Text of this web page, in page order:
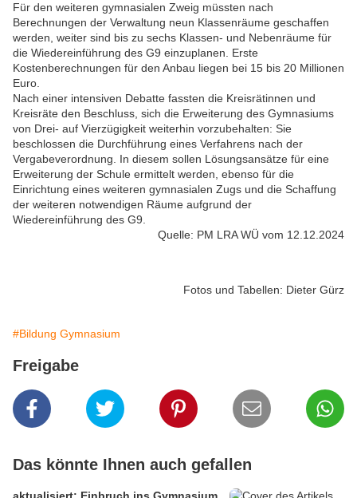
Für den weiteren gymnasialen Zweig müssten nach
Berechnungen der Verwaltung neun Klassenräume geschaffen
werden, weiter sind bis zu sechs Klassen- und Nebenräume für
die Wiedereinführung des G9 einzuplanen. Erste
Kostenberechnungen für den Anbau liegen bei 15 bis 20 Millionen
Euro.
Nach einer intensiven Debatte fassten die Kreisrätinnen und
Kreisräte den Beschluss, sich die Erweiterung des Gymnasiums
von Drei- auf Vierzügigkeit weiterhin vorzubehalten: Sie
beschlossen die Durchführung eines Verfahrens nach der
Vergabeverordnung. In diesem sollen Lösungsansätze für eine
Erweiterung der Schule ermittelt werden, ebenso für die
Einrichtung eines weiteren gymnasialen Zugs und die Schaffung
der weiteren notwendigen Räume aufgrund der
Wiedereinführung des G9.
Quelle: PM LRA WÜ vom 12.12.2024
Fotos und Tabellen: Dieter Gürz
#Bildung Gymnasium
Freigabe
Das könnte Ihnen auch gefallen